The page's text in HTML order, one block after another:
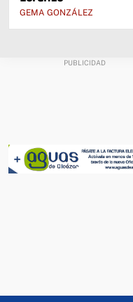
GEMA GONZÁLEZ